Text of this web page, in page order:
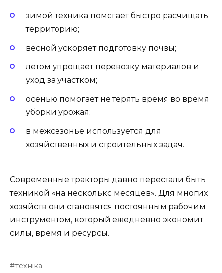
зимой техника помогает быстро расчищать
территорию;
весной ускоряет подготовку почвы;
летом упрощает перевозку материалов и
уход за участком;
осенью помогает не терять время во время
уборки урожая;
в межсезонье используется для
хозяйственных и строительных задач.
Современные тракторы давно перестали быть
техникой «на несколько месяцев». Для многих
хозяйств они становятся постоянным рабочим
инструментом, который ежедневно экономит
силы, время и ресурсы.
техніка